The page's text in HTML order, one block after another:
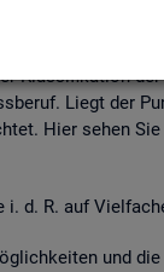
Klas­si­fi­ka­ti­on
Liegt der
Hier sehen
d. R. auf
und die